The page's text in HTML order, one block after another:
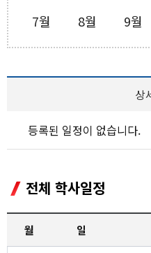
7월
8월 9월
상
등록된 일정이 없습니다.
전체 학사일정
월 일